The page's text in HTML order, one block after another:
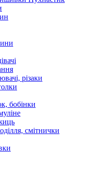
різаки
бобінки
смітнички